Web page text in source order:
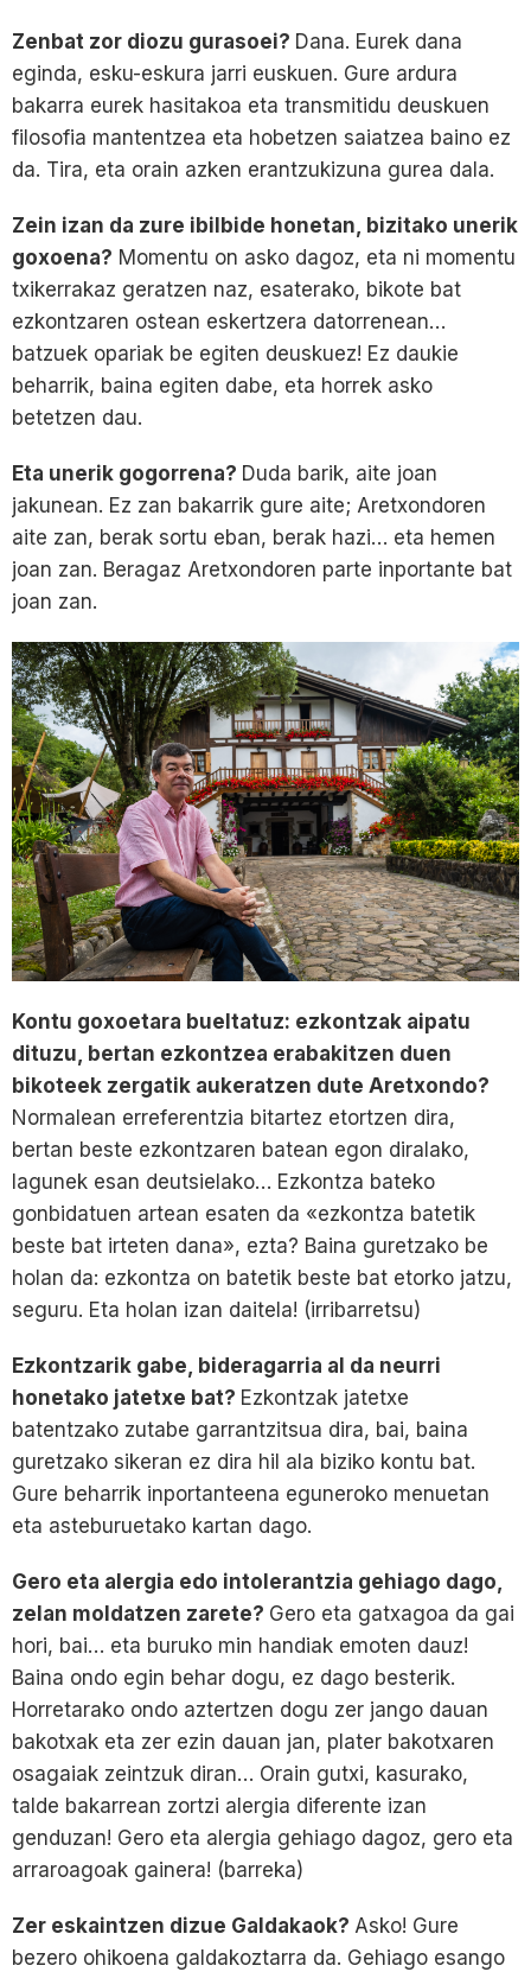
Zenbat zor diozu gurasoei? Dana. Eurek dana
eginda, esku-eskura jarri euskuen. Gure ardura
bakarra eurek hasitakoa eta transmitidu deuskuen
filosofia mantentzea eta hobetzen saiatzea baino ez
da. Tira, eta orain azken erantzukizuna gurea dala.
Zein izan da zure ibilbide honetan, bizitako unerik
goxoena? Momentu on asko dagoz, eta ni momentu
txikerrakaz geratzen naz, esaterako, bikote bat
ezkontzaren ostean eskertzera datorrenean…
batzuek opariak be egiten deuskuez! Ez daukie
beharrik, baina egiten dabe, eta horrek asko
betetzen dau.
Eta unerik gogorrena? Duda barik, aite joan
jakunean. Ez zan bakarrik gure aite; Aretxondoren
aite zan, berak sortu eban, berak hazi… eta hemen
joan zan. Beragaz Aretxondoren parte inportante bat
joan zan.
Kontu goxoetara bueltatuz: ezkontzak aipatu
dituzu, bertan ezkontzea erabakitzen duen
bikoteek zergatik aukeratzen dute Aretxondo?
Normalean erreferentzia bitartez etortzen dira,
bertan beste ezkontzaren batean egon diralako,
lagunek esan deutsielako… Ezkontza bateko
gonbidatuen artean esaten da «ezkontza batetik
beste bat irteten dana», ezta? Baina guretzako be
holan da: ezkontza on batetik beste bat etorko jatzu,
seguru. Eta holan izan daitela! (irribarretsu)
Ezkontzarik gabe, bideragarria al da neurri
honetako jatetxe bat? Ezkontzak jatetxe
batentzako zutabe garrantzitsua dira, bai, baina
guretzako sikeran ez dira hil ala biziko kontu bat.
Gure beharrik inportanteena eguneroko menuetan
eta asteburuetako kartan dago.
Gero eta alergia edo intolerantzia gehiago dago,
zelan moldatzen zarete? Gero eta gatxagoa da gai
hori, bai… eta buruko min handiak emoten dauz!
Baina ondo egin behar dogu, ez dago besterik.
Horretarako ondo aztertzen dogu zer jango dauan
bakotxak eta zer ezin dauan jan, plater bakotxaren
osagaiak zeintzuk diran… Orain gutxi, kasurako,
talde bakarrean zortzi alergia diferente izan
genduzan! Gero eta alergia gehiago dagoz, gero eta
arraroagoak gainera! (barreka)
Zer eskaintzen dizue Galdakaok? Asko! Gure
bezero ohikoena galdakoztarra da. Gehiago esango